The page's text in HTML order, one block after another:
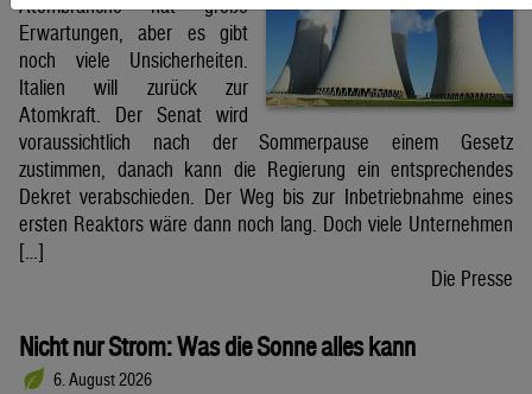
Atombranche hat große
Erwartungen, aber es gibt
noch viele Unsicherheiten.
Italien will zurück zur
Atomkraft. Der Senat wird
voraussichtlich nach der Sommerpause einem Gesetz
zustimmen, danach kann die Regierung ein entsprechendes
Dekret verabschieden. Der Weg bis zur Inbetriebnahme eines
ersten Reaktors wäre dann noch lang. Doch viele Unternehmen
[…]
Die Presse
Nicht nur Strom: Was die Sonne alles kann
6. August 2026